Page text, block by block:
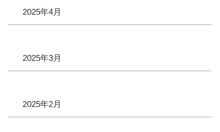
2025年4月
2025年3月
2025年2月